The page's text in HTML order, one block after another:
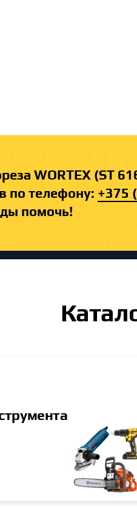
WORTEX (ST
по телефону: +375
помочь!